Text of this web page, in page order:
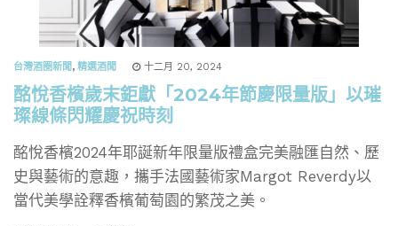
台灣酒圈新聞, 精選酒聞 十二月 20, 2024
酩悅香檳歲末鉅獻「2024年節慶限量版」以璀
璨線條閃耀慶祝時刻
酩悅香檳2024年耶誕新年限量版禮盒完美融匯自然、歷
史與藝術的意趣，攜手法國藝術家Margot Reverdy以
當代美學詮釋香檳葡萄園的繁茂之美。